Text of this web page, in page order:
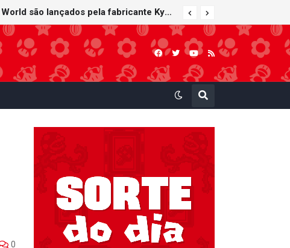
Carrinhos de controle remoto de Mario e Yoshi inspirados em Mario Kart World são lançados pela fabricante Kyosho Egg
0